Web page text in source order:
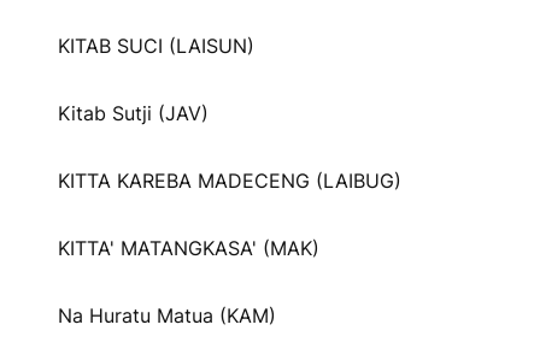
KITAB SUCI (LAISUN)
Kitab Sutji (JAV)
KITTA KAREBA MADECENG (LAIBUG)
KITTA' MATANGKASA' (MAK)
Na Huratu Matua (KAM)